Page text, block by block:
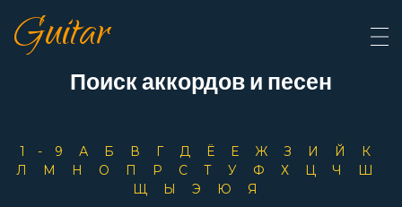
Guitar
Поиск аккордов и песен
1-9 А Б В Г Д Ё Е Ж З И Й
К
Л
М Н О П Р С Т У Ф Х Ц Ч
Ш
Щ
Ы Э Ю
Я